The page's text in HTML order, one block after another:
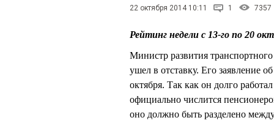
22 октября 2014 10:11 1 7357
Рейтинг недели с 13-го по 20
Министр развития
ушел в отставку. Его заявление
октября. Так как он долго
официально числится
оно должно быть разделено